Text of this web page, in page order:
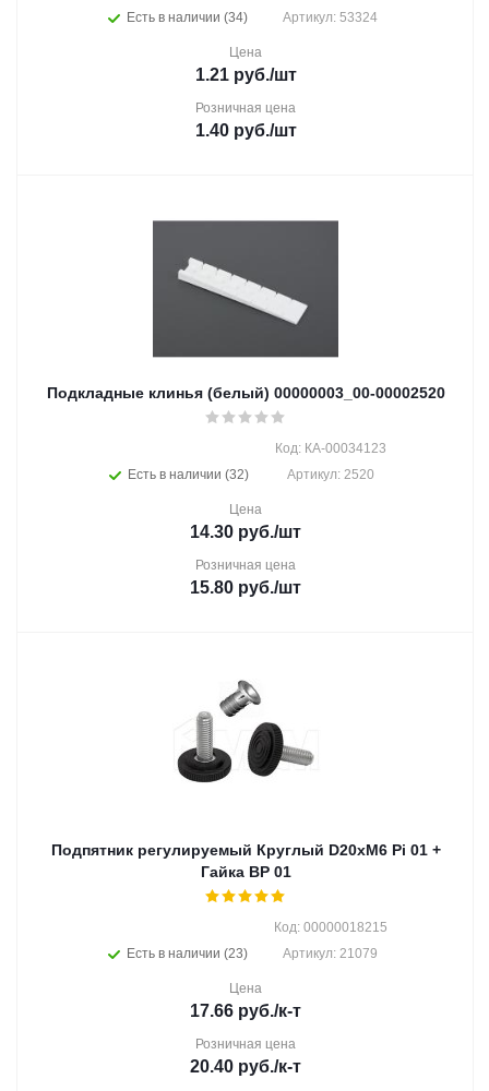
Есть в наличии (34)
Артикул: 53324
Цена
1.21руб./шт
Розничная цена
1.40руб./шт
Подкладные клинья (белый) 00000003_00-00002520
Есть в наличии (32)
Код: КА-00034123
Артикул: 2520
Цена
14.30 руб./шт
Розничная цена
15.80 руб./шт
Подпятник регулируемый Круглый D20хМ6 Pi 01 +
Гайка BP 01
Есть в наличии (23)
Код: 00000018215
Артикул: 21079
Цена
17.66 руб./к-т
Розничная цена
20.40 руб./к-т